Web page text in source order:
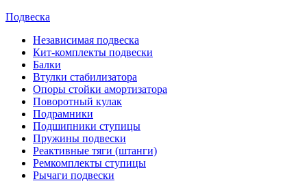
Подвеска
Независимая подвеска
Кит-комплекты подвески
Балки
Втулки стабилизатора
Опоры стойки амортизатора
Поворотный кулак
Подрамники
Подшипники ступицы
Пружины подвески
Реактивные тяги (штанги)
Ремкомплекты ступицы
Рычаги подвески